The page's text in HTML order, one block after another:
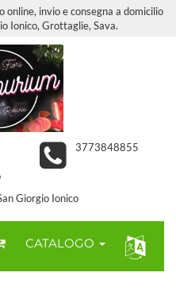
online, invio e consegna a domicilio
Ionico, Grottaglie, Sava.
3773848855
Giorgio Ionico
CATALOGO